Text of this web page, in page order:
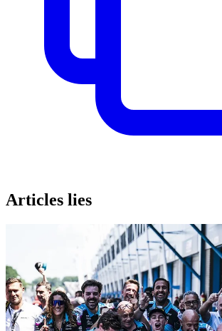
Articles lies